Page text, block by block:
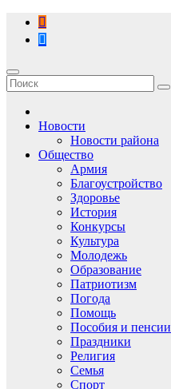
Перейти
содержимому
Новости
Новости района
Общество
Армия
Благоустройство
Здоровье
История
Конкурсы
Культура
Молодежь
Образование
Патриотизм
Погода
Помощь
Пособия и пенсии
Праздники
Религия
Семья
Спорт